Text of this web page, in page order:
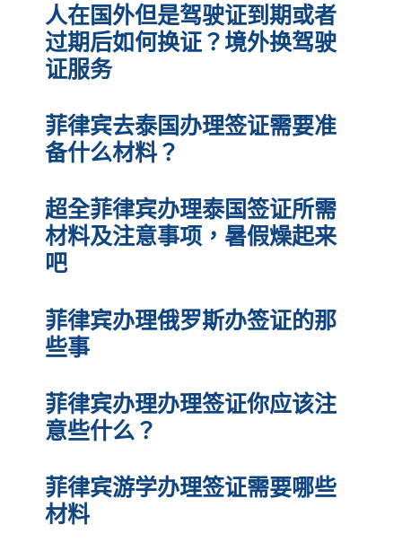
人在国外但是驾驶证到期或者
过期后如何换证？境外换驾驶
证服务
菲律宾去泰国办理签证需要准
备什么材料？
超全菲律宾办理泰国签证所需
材料及注意事项，暑假燥起来
吧
菲律宾办理俄罗斯办签证的那
些事
菲律宾办理办理签证你应该注
意些什么？
菲律宾游学办理签证需要哪些
材料